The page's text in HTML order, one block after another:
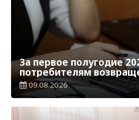
За первое полугодие
потребителям
тенге
09.08.2026